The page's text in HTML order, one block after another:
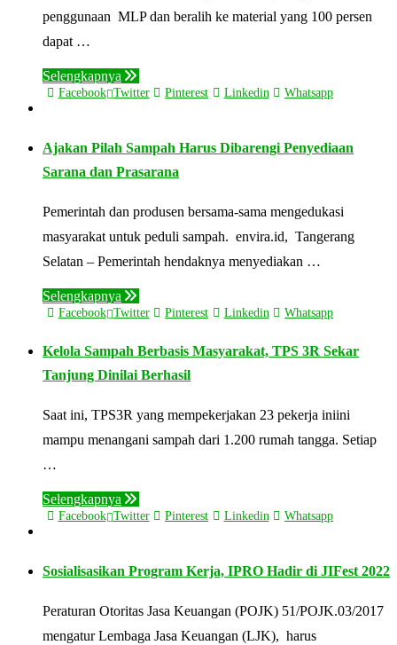
penggunaan MLP dan beralih ke material yang 100 persen
dapat …
Selengkapnya
Facebook Twitter Pinterest Linkedin Whatsapp
Ajakan Pilah Sampah Harus Dibarengi Penyediaan
Sarana dan Prasarana
Pemerintah dan produsen bersama-sama mengedukasi
masyarakat untuk peduli sampah. envira.id, Tangerang
Selatan – Pemerintah hendaknya menyediakan …
Selengkapnya
Facebook Twitter Pinterest Linkedin Whatsapp
Kelola Sampah Berbasis Masyarakat, TPS 3R Sekar
Tanjung Dinilai Berhasil
Saat ini, TPS3R yang mempekerjakan 23 pekerja iniini
mampu menangani sampah dari 1.200 rumah tangga. Setiap
…
Selengkapnya
Facebook Twitter Pinterest Linkedin Whatsapp
Sosialisasikan Program Kerja, IPRO Hadir di JIFest 2022
Peraturan Otoritas Jasa Keuangan (POJK) 51/POJK.03/2017
mengatur Lembaga Jasa Keuangan (LJK), harus